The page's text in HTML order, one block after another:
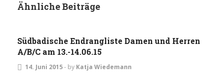
Ähnliche Beiträge
TURNIERE
Südbadische Endrangliste Damen und Herren
A/B/C am 13.-14.06.15
14. Juni 2015- by Katja Wiedemann